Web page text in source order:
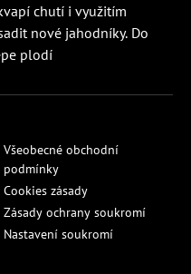
chutí i využitím
nové jahodníky. Do
plodí
Všeobecné obchodní
podmínky
Cookies zásady
Zásady ochrany soukromí
Nastavení soukromí